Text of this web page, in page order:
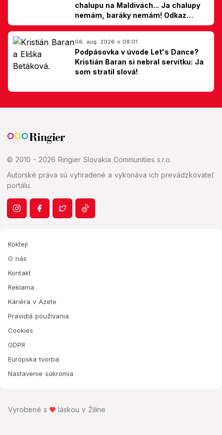
chalupu na Maldivách... Ja chalupy
nemám, baráky nemám! Odkaz
Slovákom
06. aug. 2026 o 08:01
Podpásovka v úvode Let's Dance?
Kristián Baran si nebral servítku: Ja
som stratil slová!
© 2010 - 2026 Ringier Slovakia Communities s.r.o.
Autorské práva sú vyhradené a vykonáva ich prevádzkovateľ
portálu.
Koktejl
O nás
Kontakt
Reklama
Kariéra v Azete
Pravidlá používania
Cookies
GDPR
Európska tvorba
Nastavenie súkromia
Vyrobené s láskou v Žiline